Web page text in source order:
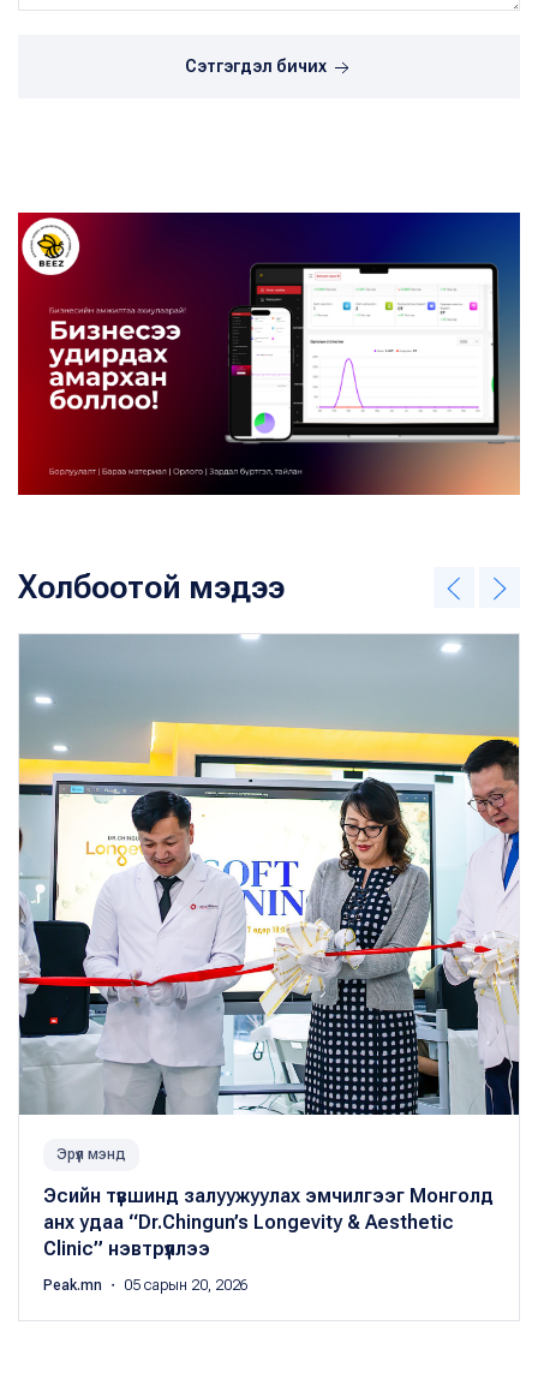
Сэтгэгдэл бичих
Холбоотой мэдээ
Эрүүл мэнд
Эсийн түвшинд залуужуулах эмчилгээг Монголд
анх удаа “Dr.Chingun’s Longevity & Aesthetic
Clinic” нэвтрүүллээ
Peak.mn ・ 05 сарын 20, 2026